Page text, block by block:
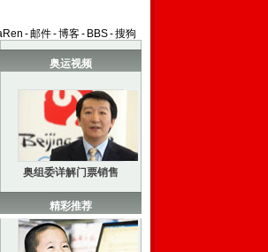
-邮件-博客- BBS-搜狗
奥运视频
奥组委详解门票销售
精彩推荐